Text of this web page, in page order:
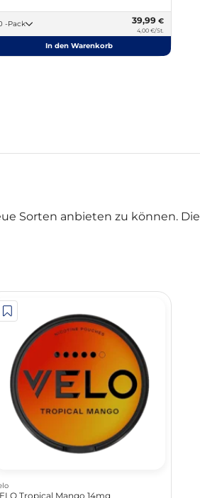
10 -Pack 39,99 €
4,00 €/St.
In den Warenkorb
Sorten anbieten zu können. Die
Tropical Mango 14mg